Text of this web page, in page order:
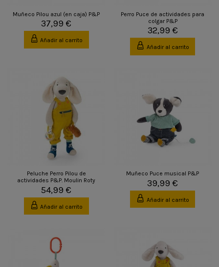
Muñeco Pilou azul (en caja) P&P
37,99 €
Añadir al carrito
Perro Puce de actividades para
colgar P&P
32,99 €
Añadir al carrito
Peluche Perro Pilou de
actividades P&P. Moulin Roty
54,99 €
Añadir al carrito
Muñeco Puce musical P&P
39,99 €
Añadir al carrito